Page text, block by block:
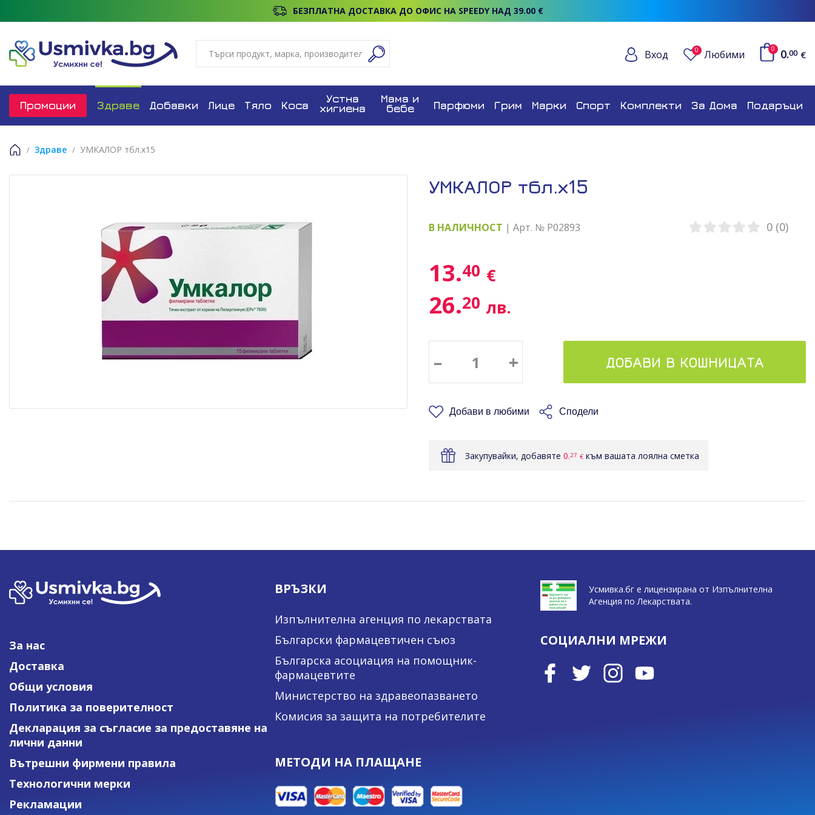
БЕЗПЛАТНА ДОСТАВКА ДО ОФИС НА SPEEDY НАД 39.00 €
Вход 0 Любими 0 0.00 €
Промоции Здраве Добавки Лице Тяло Коса
Устна
хигиена
Мама и
бебе Парфюми Грим Марки Спорт Комплекти За Дома Подаръци
Здраве УМКАЛОР тбл.х15
УМКАЛОР тбл.х15
В НАЛИЧНОСТ | Арт. № P02893 0 (0)
13.40 €
26.20 лв.
– + ДОБАВИ В КОШНИЦАТА
Добави в любими Сподели
Закупувайки, добавяте 0.27 € към вашата лоялна сметка
За нас
Доставка
Общи условия
Политика за поверителност
Декларация за съгласие за предоставяне на
лични данни
Вътрешни фирмени правила
Технологични мерки
Рекламации
ВРЪЗКИ
Изпълнителна агенция по лекарствата
Български фармацевтичен съюз
Българска асоциация на помощник-
фармацевтите
Министерство на здравеопазването
Комисия за защита на потребителите
МЕТОДИ НА ПЛАЩАНЕ
Усмивка.бг е лицензирана от Изпълнителна
Агенция по Лекарствата.
СОЦИАЛНИ МРЕЖИ